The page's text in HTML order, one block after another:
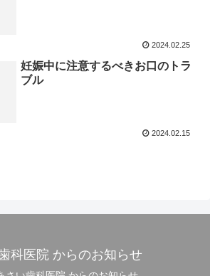
2024.02.25
妊娠中に注意するべきお口のトラ
ブル
2024.02.15
科医院 からのお知らせ